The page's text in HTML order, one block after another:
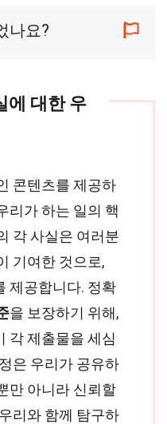
나요?
에 대한 우
콘텐츠를 제공하
리가 하는 일의 핵
각 사실은 여러분
기여한 것으로,
제공합니다. 정확
을 보장하기 위해,
각 제출물을 세심
은 우리가 공유하
만 아니라 신뢰할
리와 함께 탐구하